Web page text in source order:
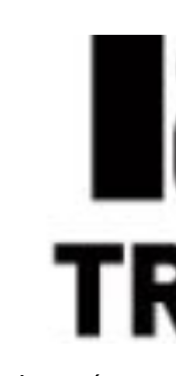
nouvelle ligne de tramway,
Le 20 avril est pour moi un